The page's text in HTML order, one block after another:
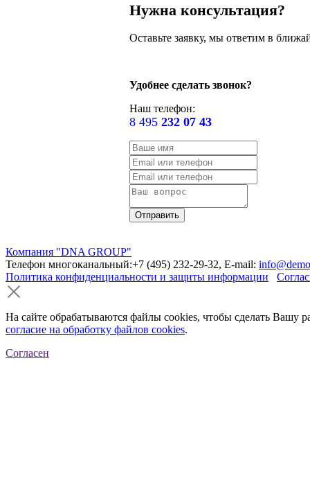
Нужна консультация?
Оставьте заявку, мы ответим в
Удобнее сделать звонок?
Наш телефон:
8 495 232 07 43
Компания "DNA GROUP"
Телефон многоканальный:+7 (495) 232-29-32, E-mail:
Политика конфиденциальности и защиты информации
На сайте обрабатываются файлы cookies, чтобы сделать Вашу
согласие на обработку файлов cookies.
Согласен